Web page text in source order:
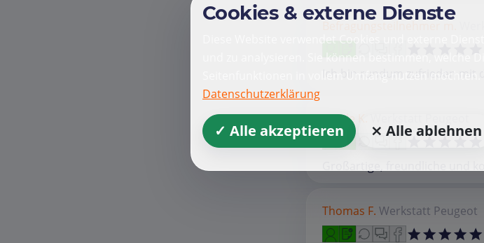
Ich bin rundum zufrieden mit
Nicole K.
Thomas F. Werkstatt Peugeot
Cookies & externe Dienste
Diese Website verwendet Cookies und externe
und zu analysieren. Sie können bestimmen, welche
Seitenfunktionen in vollem Umfang nutzen
Datenschutzerklärung
✓ Alle akzeptieren ⨯ Alle ablehnen